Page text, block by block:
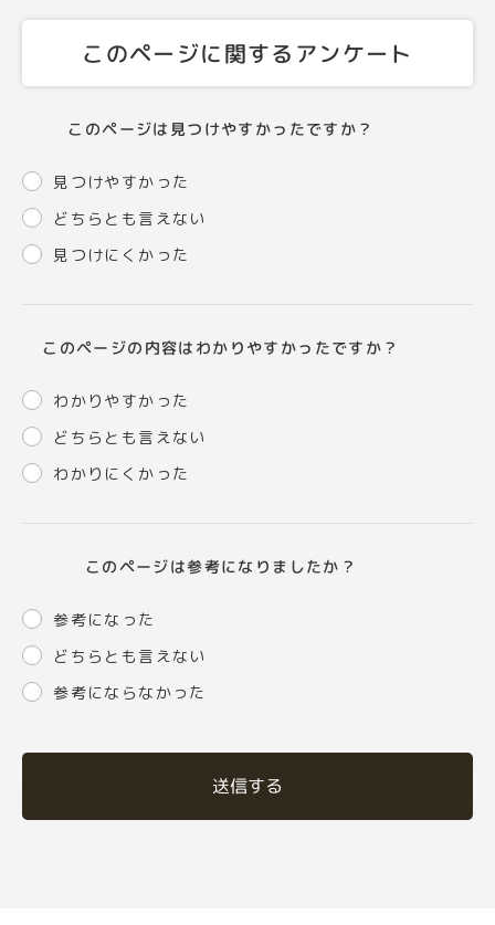
このページに関するアンケート
このページは見つけやすかったですか？
見つけやすかった
どちらとも言えない
見つけにくかった
このページの内容はわかりやすかったですか？
わかりやすかった
どちらとも言えない
わかりにくかった
このページは参考になりましたか？
参考になった
どちらとも言えない
参考にならなかった
送信する